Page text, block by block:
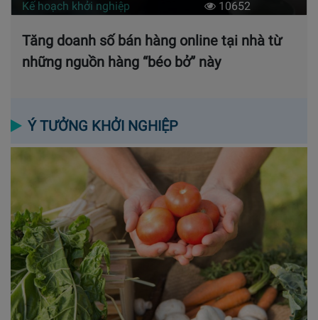
Kế hoạch khởi nghiệp 10652
Tăng doanh số bán hàng online tại nhà từ
những nguồn hàng “béo bở” này
Ý TƯỞNG KHỞI NGHIỆP